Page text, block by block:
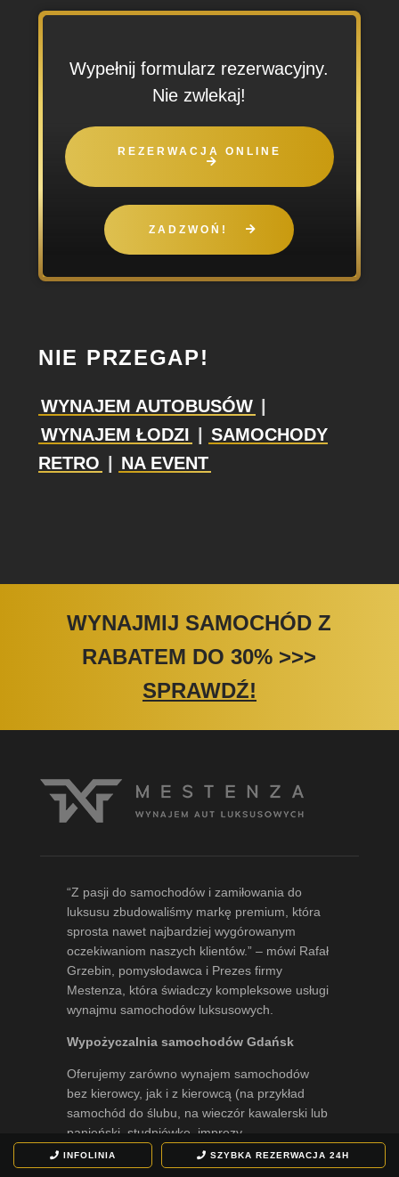
INFOLINIA SZYBKA REZERWACJA24H
Wypełnij formularz rezerwacyjny.
Nie zwlekaj!
REZERWACJA ONLINE
ZADZWOŃ!
NIE PRZEGAP!
WYNAJEM AUTOBUSÓW
WYNAJEM ŁODZI
SAMOCHODY
RETRO
NA EVENT
WYNAJMIJ SAMOCHÓD Z
RABATEM DO 30% >>>
SPRAWDŹ!
“Z pasji do samochodów i zamiłowania do
luksusu zbudowaliśmy markę premium, która
sprosta nawet najbardziej wygórowanym
oczekiwaniom naszych klientów.” – mówi Rafał
Grzebin, pomysłodawca i Prezes firmy
Mestenza, która świadczy kompleksowe usługi
wynajmu samochodów luksusowych.
Wypożyczalnia samochodów Gdańsk
Oferujemy zarówno wynajem samochodów
bez kierowcy, jak i z kierowcą (na przykład
samochód do ślubu, na wieczór kawalerski lub
panieński, studniówkę, imprezy
okolicznościowe, spotkania biznesowe i inne
eventy).